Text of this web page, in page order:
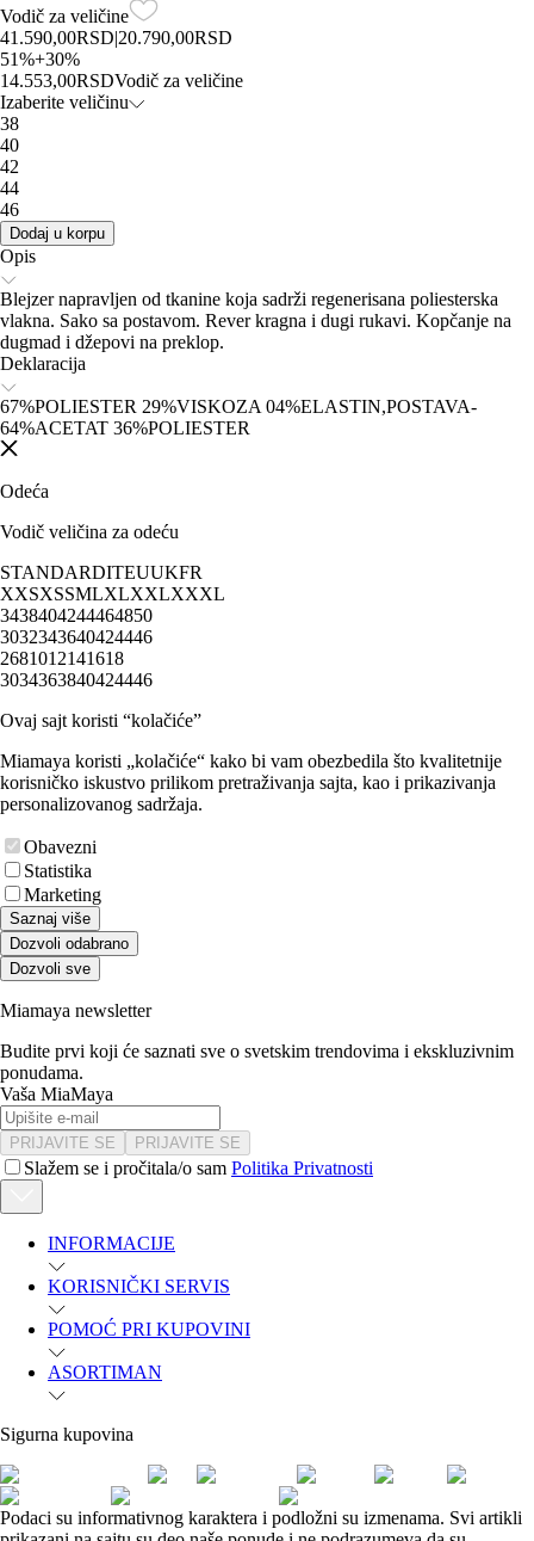
Vodič za veličine
41.590,00RSD|20.790,00RSD
51%+30%
14.553,00RSDVodič za veličine
Izaberite veličinu
38
40
42
44
46
Dodaj u korpu
Opis
Blejzer napravljen od tkanine koja sadrži regenerisana poliesterska
vlakna. Sako sa postavom. Rever kragna i dugi rukavi. Kopčanje na
dugmad i džepovi na preklop.
Deklaracija
67%POLIESTER 29%VISKOZA 04%ELASTIN,POSTAVA-
64%ACETAT 36%POLIESTER
Odeća
Vodič veličina za odeću
STANDARDITEUUKFR
XXSXSSMLXLXXLXXXL
3438404244464850
3032343640424446
2681012141618
3034363840424446
Ovaj sajt koristi “kolačiće”
Miamaya koristi „kolačiće“ kako bi vam obezbedila što kvalitetnije
korisničko iskustvo prilikom pretraživanja sajta, kao i prikazivanja
personalizovanog sadržaja.
Obavezni
Statistika
Marketing
Saznaj više
Dozvoli odabrano
Dozvoli sve
Miamaya newsletter
Budite prvi koji će saznati sve o svetskim trendovima i ekskluzivnim
ponudama.
Vaša MiaMaya
PRIJAVITE SE PRIJAVITE SE
Slažem se i pročitala/o sam Politika Privatnosti
INFORMACIJE
KORISNIČKI SERVIS
POMOĆ PRI KUPOVINI
ASORTIMAN
Sigurna kupovina
Podaci su informativnog karaktera i podložni su izmenama. Svi artikli